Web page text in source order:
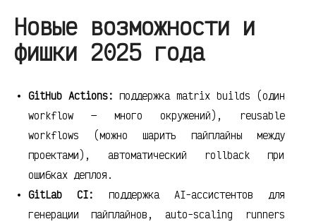
Новые возможности и
фишки 2025 года
GitHub Actions: поддержка matrix builds (один
workflow — много окружений), reusable
workflows (можно шарить пайплайны между
проектами), автоматический rollback при
ошибках деплоя.
GitLab CI: поддержка AI-ассистентов для
генерации пайплайнов, auto-scaling runners